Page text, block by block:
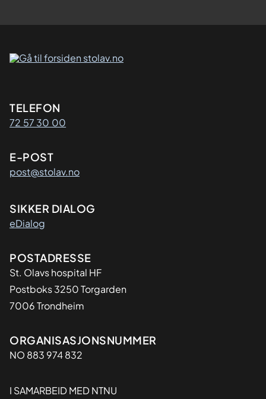
Kontaktinformasjon
TELEFON
72 57 30 00
E-POST
post@stolav.no
SIKKER DIALOG
eDialog
Adresse
POSTADRESSE
St. Olavs hospital HF
Postboks 3250 Torgarden
7006 Trondheim
Organisasjon
ORGANISASJONSNUMMER
NO 883 974 832
I SAMARBEID MED NTNU